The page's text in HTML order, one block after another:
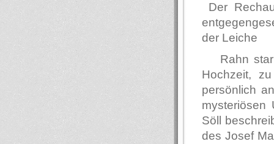
Der
der Leiche
Rahn
Hochzeit,
persönlich
mysteriösen
Söll
des Josef